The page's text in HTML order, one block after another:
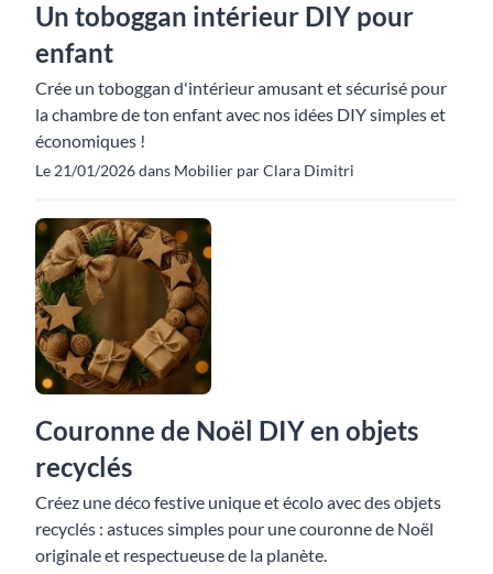
Un toboggan intérieur DIY pour
enfant
Crée un toboggan d'intérieur amusant et sécurisé pour
la chambre de ton enfant avec nos idées DIY simples et
économiques !
Le 21/01/2026 dans Mobilier par Clara Dimitri
Couronne de Noël DIY en objets
recyclés
Créez une déco festive unique et écolo avec des objets
recyclés : astuces simples pour une couronne de Noël
originale et respectueuse de la planète.